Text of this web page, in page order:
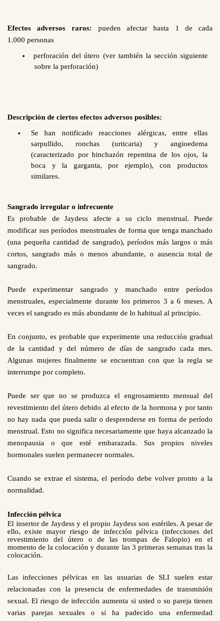
Efectos adversos raros:
pueden afectar hasta 1 de cada
1.000 personas
perforación del útero (ver también la sección siguiente
sobre la perforación)
Descripción de ciertos efectos adversos posibles:
Se han notificado reacciones alérgicas, entre ellas
sarpullido, ronchas (urticaria) y angioedema
(caracterizado por hinchazón repentina de los ojos, la
boca y la garganta, por ejemplo), con productos
similares.
Sangrado irregular o infrecuente
Es probable de Jaydess afecte a su ciclo menstrual. Puede
modificar sus períodos menstruales de forma que tenga manchado
(una pequeña cantidad de sangrado), períodos más largos o más
cortos, sangrado más o menos abundante, o ausencia total de
sangrado.
Puede experimentar sangrado y manchado entre períodos
menstruales, especialmente durante los primeros 3 a 6 meses. A
veces el sangrado es más abundante de lo habitual al principio.
En conjunto, es probable que experimente una reducción gradual
de la cantidad y del número de días de sangrado cada mes.
Algunas mujeres finalmente se encuentran con que la regla se
interrumpe por completo.
Puede ser que no se produzca el engrosamiento mensual del
revestimiento del útero debido al efecto de la hormona y por tanto
no hay nada que pueda salir o desprenderse en forma de período
menstrual. Esto no significa necesariamente que haya alcanzado la
menopausia o que esté embarazada. Sus propios niveles
hormonales suelen permanecer normales.
Cuando se extrae el sistema, el período debe volver pronto a la
normalidad.
Infección pélvica
El insertor de Jaydess y el propio Jaydess son estériles. A pesar de
ello, existe mayor riesgo de infección pélvica (infecciones del
revestimiento del útero o de las trompas de Falopio) en el
momento de la colocación y durante las 3 primeras semanas tras la
colocación.
Las infecciones pélvicas en las usuarias de SLI suelen estar
relacionadas con la presencia de enfermedades de transmisión
sexual. El riesgo de infección aumenta si usted o su pareja tienen
varias parejas sexuales o si ha padecido una enfermedad